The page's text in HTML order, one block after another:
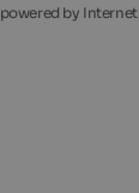
powered by